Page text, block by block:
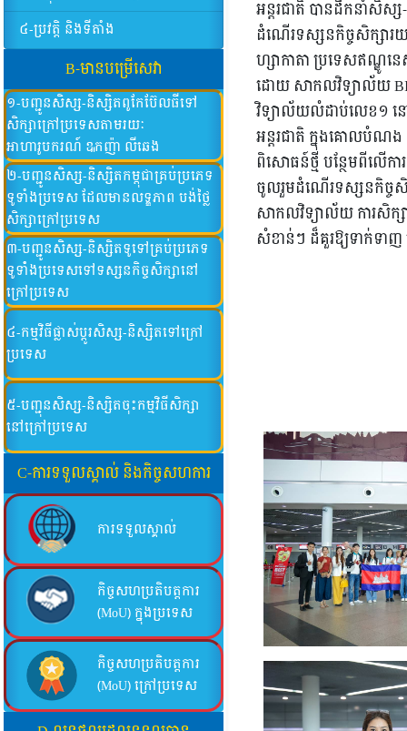
៤-ប្រវត្តិ និងទីតាំង
B-មានបម្រើសេវា
១-បញ្ជូនសិស្ស-និស្សិតពូកែប៊ែលធីទៅ
សិក្សាក្រៅប្រទេសតាមរយៈ
អាហារូបករណ៍ ឩកញ៉ា លីឆេង
២-បញ្ជូនសិស្ស-និស្សិតកម្ពុជាគ្រប់ប្រភេទ
ទូទាំងប្រទេស ដែលមានលទ្ឌភាព បង់ថ្លៃ
សិក្សាក្រៅប្រទេស
៣-បញ្ជូនសិស្ស-និស្សិតទូទៅគ្រប់ប្រភេទ
ទូទាំំងប្រទេសទៅទស្សនកិច្ចសិក្សានៅ
ក្រៅប្រទេស
៤-កម្មវិធីផ្លាស់ប្តូរសិស្ស-និស្សិតទៅក្រៅ
ប្រទេស
៥-បញ្ជុនសិស្ស-និស្សិតចុះកម្មវិធីសិក្សា
នៅក្រៅប្រទេស
C-ការទទួលស្គាល់ និងកិច្ចសហការ
ការទទួលស្គាល់
កិច្ចសហប្រតិបត្តការ
(MoU) ក្នុងប្រទេស
កិច្ចសហប្រតិបត្តការ
(MoU) ក្រៅប្រទេស
អន្តរជាតិ បានដឹកនាំសិស្
ដំណើរទស្សនកិច្ចសិក្សារ
ហ្សាកាតា ប្រទេសឥណ្ឌូន
ដោយ សាកលវិទ្យាល័យ
វិទ្យាល័យលំដាប់លេខ១ ន
អន្តរជាតិ ក្នុងគោលបំណ
ពិសោធន៍ថ្មី បន្ថែមពីលើកា
ចូលរួមដំណើរទស្សនកិច្ច
សាកលវិទ្យាល័យ ការសិក្
សំខាន់ៗ ដ៏គួរឱ្យទាក់ទ